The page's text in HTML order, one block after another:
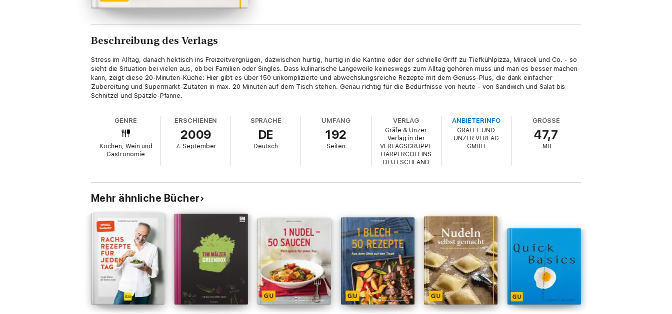
Beschreibung des Verlags
Stress im Alltag, danach hektisch ins Freizeitvergnügen, dazwischen hurtig, hurtig in die Kantine oder der schnelle Griff zu Tiefkühlpizza, Miracoli und Co. - so
sieht die Situation bei vielen aus, ob bei Familien oder Singles. Dass kulinarische Langeweile keineswegs zum Alltag gehören muss und man es besser machen
kann, zeigt diese 20-Minuten-Küche: Hier gibt es über 150 unkomplizierte und abwechslungsreiche Rezepte mit dem Genuss-Plus, die dank einfacher
Zubereitung und Supermarkt-Zutaten in max. 20 Minuten auf dem Tisch stehen. Genau richtig für die Bedürfnisse von heute - von Sandwich und Salat bis
Schnitzel und Spätzle-Pfanne.
GENRE
Kochen, Wein und
Gastronomie
ERSCHIENEN
2009
7. September
SPRACHE
DE
Deutsch
UMFANG
192
Seiten
VERLAG
Gräfe & Unzer
Verlag in der
VERLAGSGRUPPE
HARPERCOLLINS
DEUTSCHLAND
ANBIETERINFO
GRAEFE UND
UNZER VERLAG
GMBH
GRÖSSE
47,7
MB
Mehr ähnliche Bücher